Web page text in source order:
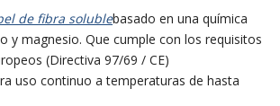
de fibra solublebasado en una química
y magnesio. Que cumple con los requisitos
(Directiva 97/69 / CE)
uso continuo a temperaturas de hasta